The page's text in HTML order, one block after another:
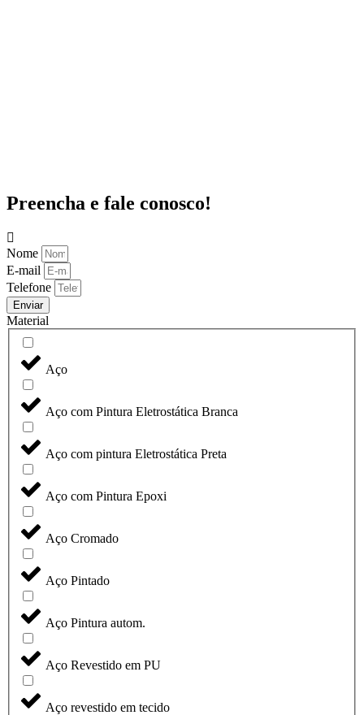
Preencha e fale conosco!
Nome
E-mail
Telefone
Enviar
Material
Aço
Aço com Pintura Eletrostática Branca
Aço com pintura Eletrostática Preta
Aço com Pintura Epoxi
Aço Cromado
Aço Pintado
Aço Pintura autom.
Aço Revestido em PU
Aço revestido em tecido